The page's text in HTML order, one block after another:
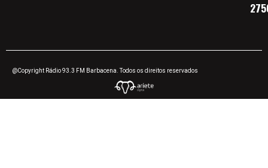
@Copyright Rádio 93.3 FM Barbacena. Todos os direitos reservados